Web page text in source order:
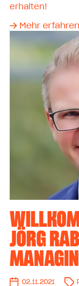
erhalten!
Mehr erfahren
JÖRG
02.11.2021